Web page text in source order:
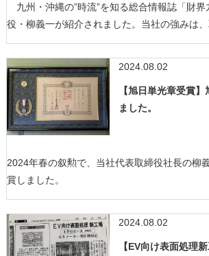
九州・沖縄の”時流”を知る総合情報誌「財界
役・柳義一が紹介されました。当社の強みは
2024.08.02
【旭日単光章受賞
ました。
2024年春の叙勲で、当社代表取締役社長の柳
賞しました。
2024.08.02
【EV向け表面処理